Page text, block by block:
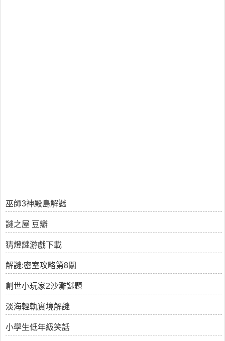
巫師3神殿島解謎
謎之屋 豆瓣
猜燈謎游戲下載
解謎:密室攻略第8關
創世小玩家2沙灘謎題
淡海輕軌實境解謎
小學生低年級笑話